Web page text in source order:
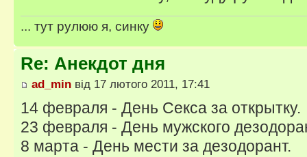
... тут рулюю я, синку
Re: Анекдот дня
ad_min від 17 лютого 2011, 17:41
14 февраля - День Секса за открытку.
23 февраля - День мужского
8 марта - День мести за дезодорант.